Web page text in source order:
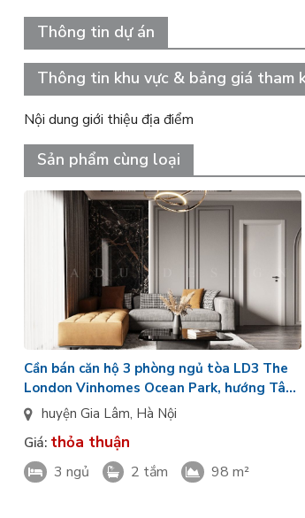
Thông tin dự án
Thông tin khu vực & bảng giá tham
Nội dung giới thiệu địa điểm
Sản phẩm cùng loại
Cần bán căn hộ 3 phòng ngủ tòa LD3 The
London Vinhomes Ocean Park, hướng Tây
tứ trạch, căn VIP
huyện Gia Lâm, Hà Nội
Giá: thỏa thuận
3 ngủ 2 tắm 98 m²